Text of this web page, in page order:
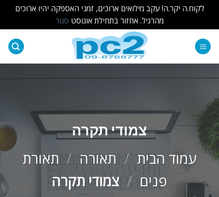
לקוח.ה יקר.ה! עקב מילואים ארוכים, זמני האספקה יהיו ארוכים
מהרגיל. אחזור בתחילת אוגוסט סגור
צמודי תקרה
עמוד הבית / תאורה / תאורת
פנים / צמודי תקרה